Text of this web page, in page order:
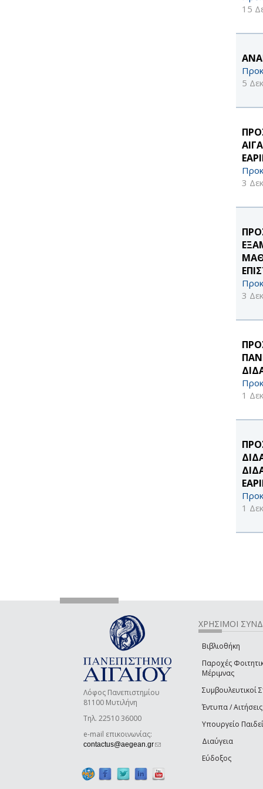
15
5
3
3
1
1
Λόφος Πανεπιστημίου
81100 Μυτιλήνη
Τηλ. 22510 36000
e-mail επικοινωνίας:
contactus@aegean.gr(link sends e-mail)
ΧΡΗΣΙΜΟΙ
Βιβλιοθήκη
Παροχές
Μέριμνας
Συμβουλευτικοί
Έντυπα / Αιτήσεις
Υπουργείο
Διαύγεια
Εύδοξος